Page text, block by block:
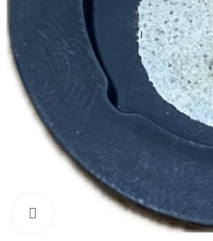
Нажмите, чтобы увеличить